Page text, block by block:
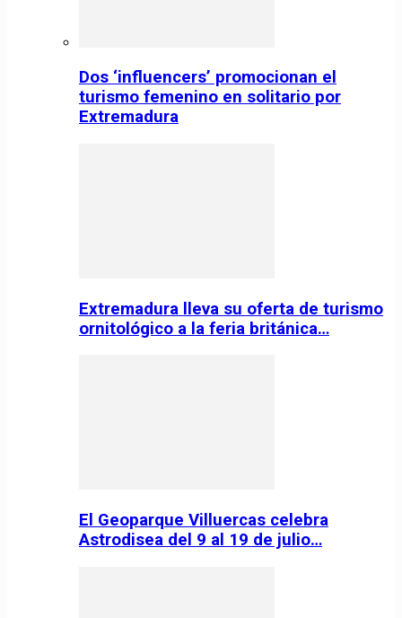
Dos ‘influencers’ promocionan el
turismo femenino en solitario por
Extremadura
Extremadura lleva su oferta de turismo
ornitológico a la feria británica…
El Geoparque Villuercas celebra
Astrodisea del 9 al 19 de julio…